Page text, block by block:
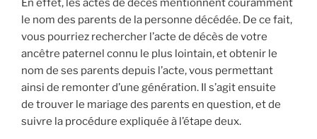
En effet, les actes de décès mentionnent couramment
le nom des parents de la personne décédée. De ce fait,
vous pourriez rechercher l’acte de décès de votre
ancêtre paternel connu le plus lointain, et obtenir le
nom de ses parents depuis l’acte, vous permettant
ainsi de remonter d’une génération. Il s’agit ensuite
de trouver le mariage des parents en question, et de
suivre la procédure expliquée à l’étape deux.